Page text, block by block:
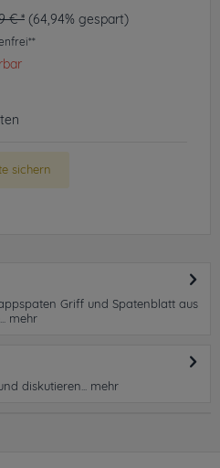
€ * (64,94% gespart)
sichern
Griff und Spatenblatt aus
mehr
diskutieren...
mehr